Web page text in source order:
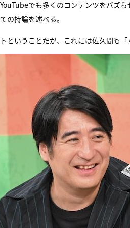
でも多くのコンテンツをバズ
の持論を述べる。
ということだが、これには佐久間も「